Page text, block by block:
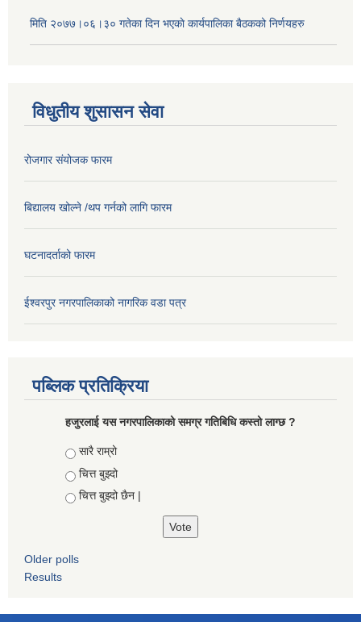
मिति २०७७।०६।३० गतेका दिन भएकाे कार्यपालिका बैठकको निर्णयहरु
विधुतीय शुसासन सेवा
रोजगार संयोजक फारम
बिद्यालय खोल्ने /थप गर्नको लागि फारम
घटनादर्ताको फारम
ईश्वरपुर नगरपालिकाको नागरिक वडा पत्र
पब्लिक प्रतिक्रिया
हजुरलाई यस नगरपालिकाको समग्र गतिबिधि कस्तो लाग्छ ?
Choices
सारै राम्रो
चित्त बुझ्दो
चित्त बुझ्दो छैन |
Older polls
Results